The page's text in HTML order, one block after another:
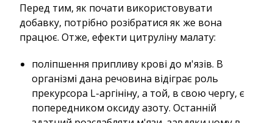
Перед тим, як почати використовувати
добавку, потрібно розібратися як же вона
працює. Отже, ефекти цитруліну малату:
поліпшення припливу крові до м'язів. В
організмі дана речовина відіграє роль
прекурсора L-аргініну, а той, в свою чергу, є
попередником оксиду азоту. Останній